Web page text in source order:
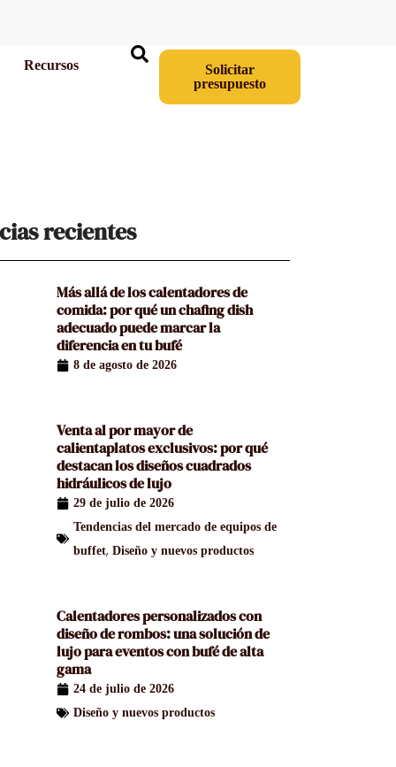
Recursos
Solicitar
presupuesto
recientes
Más allá de los calentadores de
comida: por qué un chafing dish
adecuado puede marcar la
diferencia en tu bufé
8 de agosto de 2026
Venta al por mayor de
calientaplatos exclusivos: por qué
destacan los diseños cuadrados
hidráulicos de lujo
29 de julio de 2026
Tendencias del mercado de equipos de
buffet,Diseño y nuevos productos
Calentadores personalizados con
diseño de rombos: una solución de
lujo para eventos con bufé de alta
gama
24 de julio de 2026
Diseño y nuevos productos